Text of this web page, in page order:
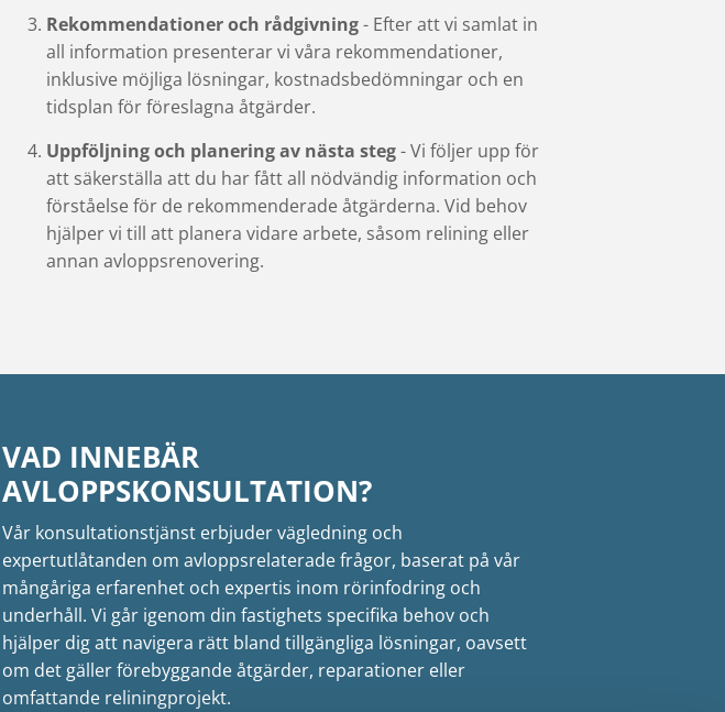
Rekommendationer och rådgivning- Efter att vi samlat in
all information presenterar vi våra rekommendationer,
inklusive möjliga lösningar, kostnadsbedömningar och en
tidsplan för föreslagna åtgärder.
Uppföljning och planering av nästa steg- Vi följer upp för
att säkerställa att du har fått all nödvändig information och
förståelse för de rekommenderade åtgärderna. Vid behov
hjälper vi till att planera vidare arbete, såsom relining eller
annan avloppsrenovering.
VAD INNEBÄR
AVLOPPSKONSULTATION?
Vår konsultationstjänst erbjuder vägledning och
expertutlåtanden om avloppsrelaterade frågor, baserat på vår
mångåriga erfarenhet och expertis inom rörinfodring och
underhåll. Vi går igenom din fastighets specifika behov och
hjälper dig att navigera rätt bland tillgängliga lösningar, oavsett
om det gäller förebyggande åtgärder, reparationer eller
omfattande reliningprojekt.